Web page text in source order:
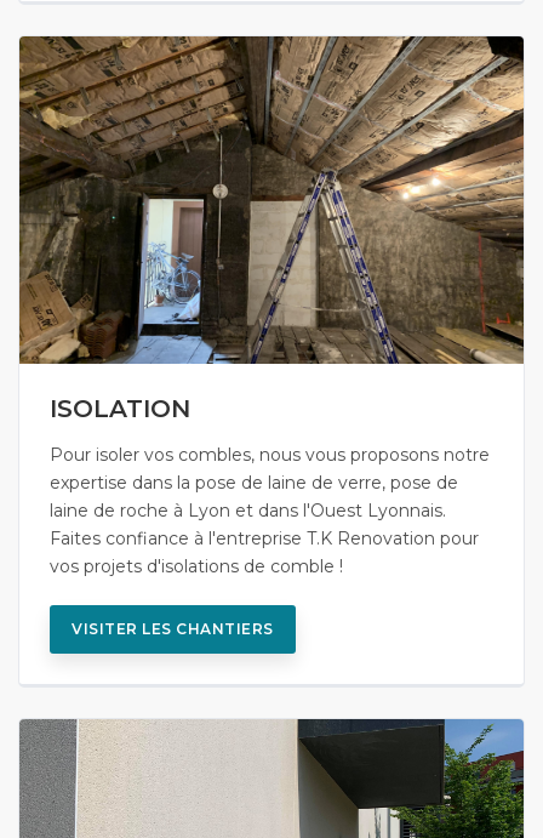
ISOLATION
Pour isoler vos combles, nous vous proposons notre
expertise dans la pose de laine de verre, pose de
laine de roche à Lyon et dans l'Ouest Lyonnais.
Faites confiance à l'entreprise T.K Renovation pour
vos projets d'isolations de comble !
VISITER LES CHANTIERS